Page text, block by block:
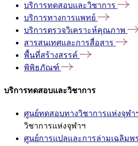
บริการทดสอบและวิชาการ
บริการทางการแพทย์
บริการตรวจวิเคราะห์คุณภาพ
สารสนเทศและการสื่อสาร
พื้นที่สร้างสรรค์
พิพิธภัณฑ์
บริการทดสอบและวิชาการ
ศูนย์ทดสอบทางวิชาการแห่งจุฬา
วิชาการแห่งจุฬาฯ
ศูนย์การแปลและการล่ามเฉลิมพ